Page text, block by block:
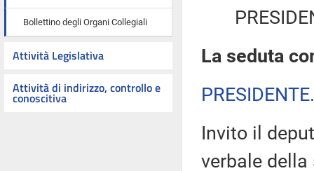
Bollettino degli Organi Collegiali
Attività Legislativa
Attività di indirizzo, controllo e
conoscitiva
La seduta
PRESIDENTE
Invito il
verbale della